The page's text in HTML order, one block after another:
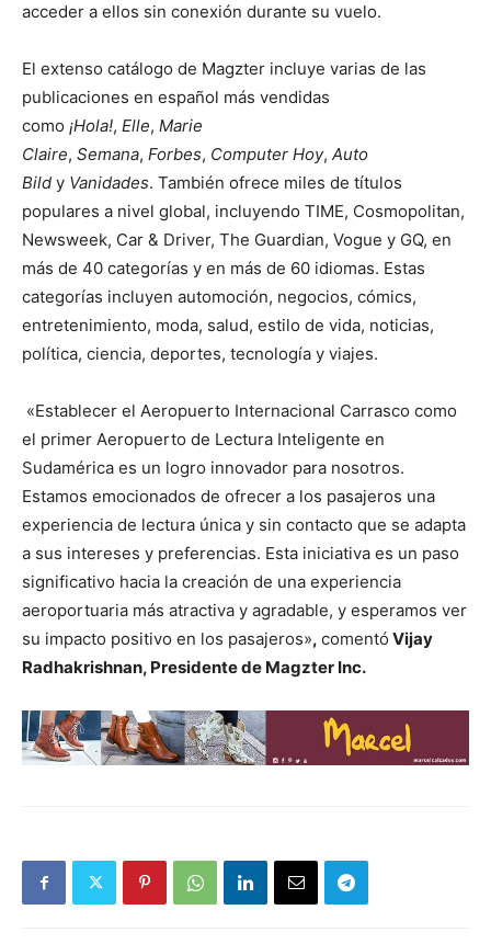
acceder a ellos sin conexión durante su vuelo.
El extenso catálogo de Magzter incluye varias de las
publicaciones en español más vendidas
como ¡Hola!, Elle, Marie
Claire, Semana, Forbes, Computer Hoy, Auto
Bild y Vanidades. También ofrece miles de títulos
populares a nivel global, incluyendo TIME, Cosmopolitan,
Newsweek, Car & Driver, The Guardian, Vogue y GQ, en
más de 40 categorías y en más de 60 idiomas. Estas
categorías incluyen automoción, negocios, cómics,
entretenimiento, moda, salud, estilo de vida, noticias,
política, ciencia, deportes, tecnología y viajes.
«Establecer el Aeropuerto Internacional Carrasco como
el primer Aeropuerto de Lectura Inteligente en
Sudamérica es un logro innovador para nosotros.
Estamos emocionados de ofrecer a los pasajeros una
experiencia de lectura única y sin contacto que se adapta
a sus intereses y preferencias. Esta iniciativa es un paso
significativo hacia la creación de una experiencia
aeroportuaria más atractiva y agradable, y esperamos ver
su impacto positivo en los pasajeros», comentó Vijay
Radhakrishnan, Presidente de Magzter Inc.